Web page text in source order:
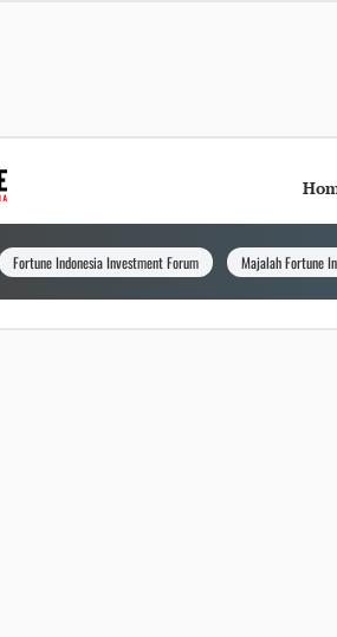
Fortune Indonesia Investment Forum Majalah Fortune